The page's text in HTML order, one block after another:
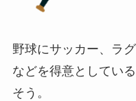
野球にサッカー、ラ
などを得意としてい
そう。